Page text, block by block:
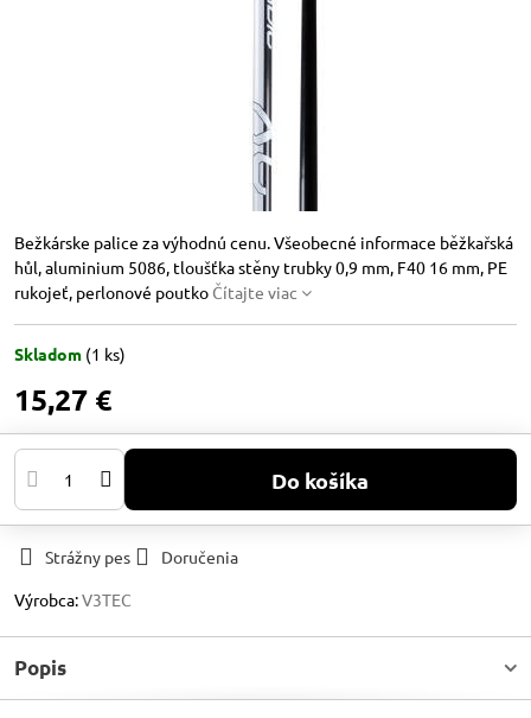
Bežkárske palice za výhodnú cenu. Všeobecné informace běžkařská
hůl, aluminium 5086, tloušťka stěny trubky 0,9 mm, F40 16 mm, PE
rukojeť, perlonové poutko Čítajte viac
Skladom (1 ks)
15,27 €
Do košíka
Strážny pes
Doručenia
Výrobca:V3TEC
Popis